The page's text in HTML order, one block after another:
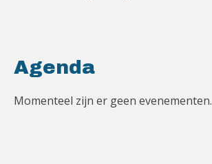
Agenda
Momenteel zijn er geen evenementen.